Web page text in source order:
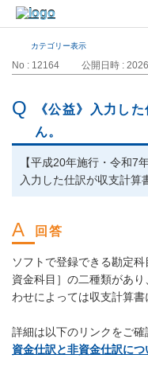
カテゴリー表示
No : 12164 公開日時 :
《公益》入力し
ん。
【平成20年施行・令和7
入力した仕訳が収支計算
ソフトで登録できる勘定
資金科目］の二種類があ
わせによっては収支計算書
詳細は以下のリンクをご確
資金仕訳と非資金仕訳につ